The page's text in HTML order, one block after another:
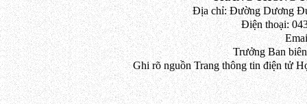
Địa chỉ: Đường Dương
Điện thoại:
Trưởng Ban
Ghi rõ nguồn Trang thông tin điện tử